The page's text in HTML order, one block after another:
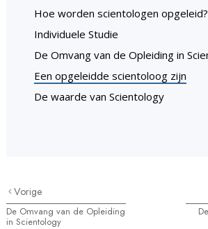
Hoe worden scientologen opgeleid?
Individuele Studie
De Omvang van de Opleiding in
Een opgeleidde scientoloog zijn
De waarde van Scientology
Vorige
De Omvang van de Opleiding
in Scientology